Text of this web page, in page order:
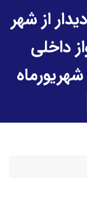
از شهر
داخلی